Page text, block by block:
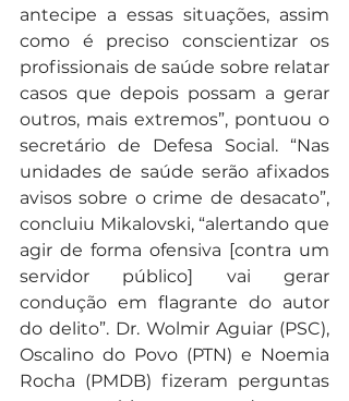
antecipe a essas situações, assim
como é preciso conscientizar os
profissionais de saúde sobre relatar
casos que depois possam a gerar
outros, mais extremos”, pontuou o
secretário de Defesa Social. “Nas
unidades de saúde serão afixados
avisos sobre o crime de desacato”,
concluiu Mikalovski, “alertando que
agir de forma ofensiva [contra um
servidor público] vai gerar
condução em flagrante do autor
do delito”. Dr. Wolmir Aguiar (PSC),
Oscalino do Povo (PTN) e Noemia
Rocha (PMDB) fizeram perguntas